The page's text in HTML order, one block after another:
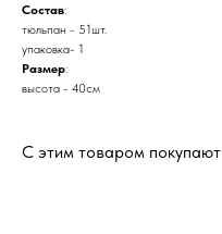
Состав:
тюльпан - 51шт.
упаковка- 1
Размер:
высота - 40см
С этим товаром покупают